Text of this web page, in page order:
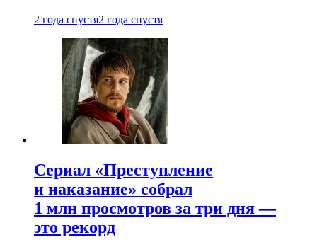
2 года спустя2 года спустя
Сериал «Преступление
и наказание» собрал
1 млн просмотров за три дня —
это рекорд